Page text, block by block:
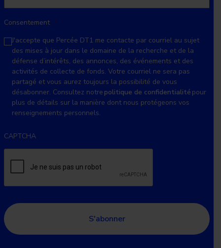
Consentement *
J'accepte que Percée DT1 me contacte par courriel au sujet
des mises à jour dans le domaine de la recherche et de la
défense d’intérêts, des annonces, des événements et des
activités de collecte de fonds. Votre courriel ne sera pas
partagé et vous aurez toujours la possibilité de vous
désabonner. Consultez notre politique de confidentialité pour
plus de détails sur la manière dont nous protégeons vos
renseignements personnels.
CAPTCHA